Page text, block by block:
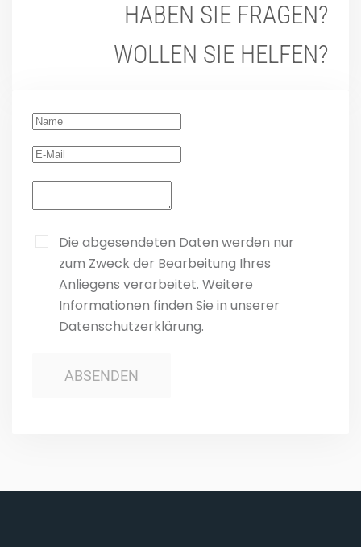
HABEN SIE FRAGEN?
WOLLEN SIE HELFEN?
Die abgesendeten Daten werden nur
zum Zweck der Bearbeitung Ihres
Anliegens verarbeitet. Weitere
Informationen finden Sie in unserer
Datenschutzerklärung.
ABSENDEN